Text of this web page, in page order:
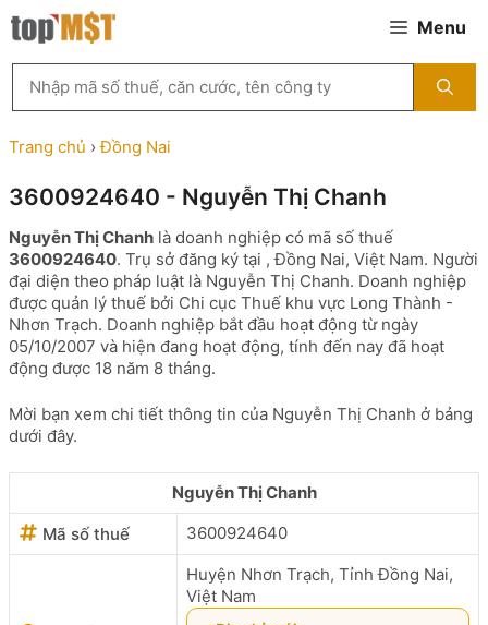
Chuyển
đến
Menu
kiếm
MST
theo
tên
ty,
người
đại
diện
hoặc
mã
số
thuế
...
Trang chủ ›Đồng Nai
3600924640 - Nguyễn Thị Chanh
Nguyễn Thị Chanh là doanh nghiệp có mã số thuế
3600924640. Trụ sở đăng ký tại , Đồng Nai, Việt Nam. Người
đại diện theo pháp luật là Nguyễn Thị Chanh. Doanh nghiệp
được quản lý thuế bởi Chi cục Thuế khu vực Long Thành -
Nhơn Trạch. Doanh nghiệp bắt đầu hoạt động từ ngày
05/10/2007 và hiện đang hoạt động, tính đến nay đã hoạt
động được 18 năm 8 tháng.
Mời bạn xem chi tiết thông tin của Nguyễn Thị Chanh ở bảng
dưới đây.
Nguyễn Thị Chanh
Mã số thuế
3600924640
Huyện Nhơn Trạch, Tỉnh Đồng Nai,
Việt Nam